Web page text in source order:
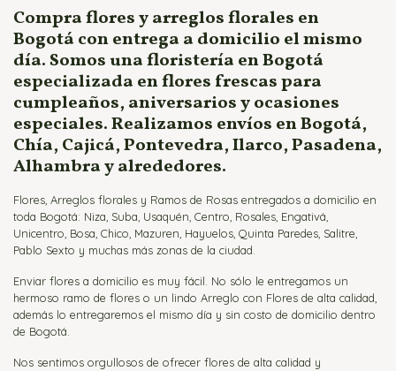
Compra flores y arreglos florales en
Bogotá con entrega a domicilio el mismo
día. Somos una floristería en Bogotá
especializada en flores frescas para
cumpleaños, aniversarios y ocasiones
especiales. Realizamos envíos en Bogotá,
Chía, Cajicá, Pontevedra, Ilarco, Pasadena,
Alhambra y alrededores.
Flores, Arreglos florales y Ramos de Rosas entregados a domicilio en
toda Bogotá: Niza, Suba, Usaquén, Centro, Rosales, Engativá,
Unicentro, Bosa, Chico, Mazuren, Hayuelos, Quinta Paredes, Salitre,
Pablo Sexto y muchas más zonas de la ciudad.
Enviar flores a domicilio es muy fácil. No sólo le entregamos un
hermoso ramo de flores o un lindo Arreglo con Flores de alta calidad,
además lo entregaremos el mismo día y sin costo de domicilio dentro
de Bogotá.
Nos sentimos orgullosos de ofrecer flores de alta calidad y